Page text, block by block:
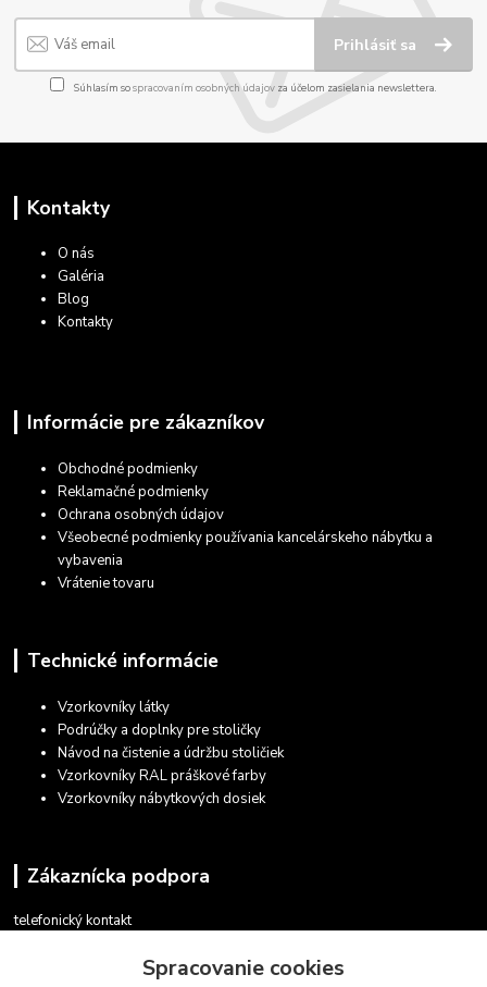
Prihlásiť sa
Súhlasím sospracovaním osobných údajov za účelom zasielania newslettera.
Kontakty
O nás
Galéria
Blog
Kontakty
Informácie pre zákazníkov
Obchodné podmienky
Reklamačné podmienky
Ochrana osobných údajov
Všeobecné podmienky používania kancelárskeho nábytku a
vybavenia
Vrátenie tovaru
Technické informácie
Vzorkovníky látky
Podrúčky a doplnky pre stoličky
Návod na čistenie a údržbu stoličiek
Vzorkovníky RAL práškové farby
Vzorkovníky nábytkových dosiek
Zákaznícka podpora
telefonický kontakt
v pracovných dňoch 08.30 - 16.00Spracovanie cookies